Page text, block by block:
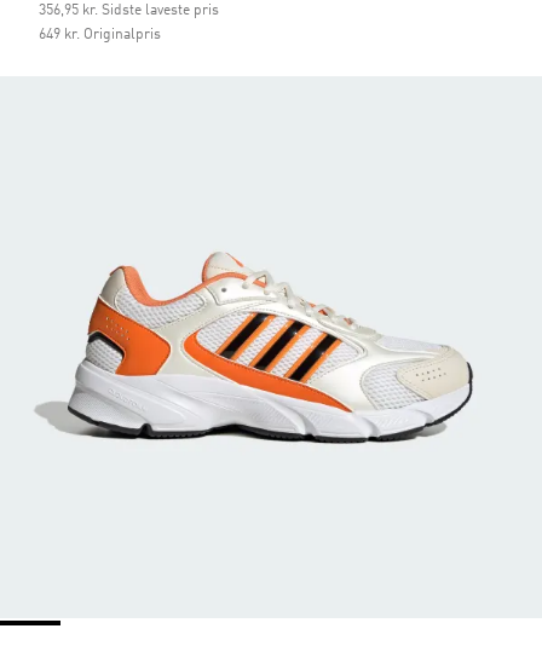
356,95 kr. Sidste laveste pris
649 kr. Originalpris